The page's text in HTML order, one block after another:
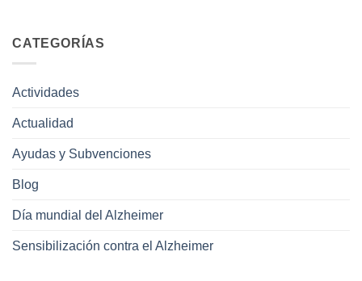
CATEGORÍAS
Actividades
Actualidad
Ayudas y Subvenciones
Blog
Día mundial del Alzheimer
Sensibilización contra el Alzheimer